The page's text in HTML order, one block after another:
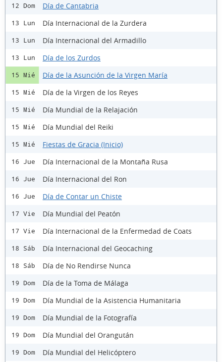
12 Dom Día de Cantabria
13 Lun Día Internacional de la Zurdera
13 Lun Día Internacional del Armadillo
13 Lun Día de los Zurdos
15 Mié Día de la Asunción de la Virgen María
15 Mié Día de la Virgen de los Reyes
15 Mié Día Mundial de la Relajación
15 Mié Día Mundial del Reiki
15 Mié Fiestas de Gracia (Inicio)
16 Jue Día Internacional de la Montaña Rusa
16 Jue Día Internacional del Ron
16 Jue Día de Contar un Chiste
17 Vie Día Mundial del Peatón
17 Vie Día Internacional de la Enfermedad de Coats
18 Sáb Día Internacional del Geocaching
18 Sáb Día de No Rendirse Nunca
19 Dom Día de la Toma de Málaga
19 Dom Día Mundial de la Asistencia Humanitaria
19 Dom Día Mundial de la Fotografía
19 Dom Día Mundial del Orangután
19 Dom Día Mundial del Helicóptero